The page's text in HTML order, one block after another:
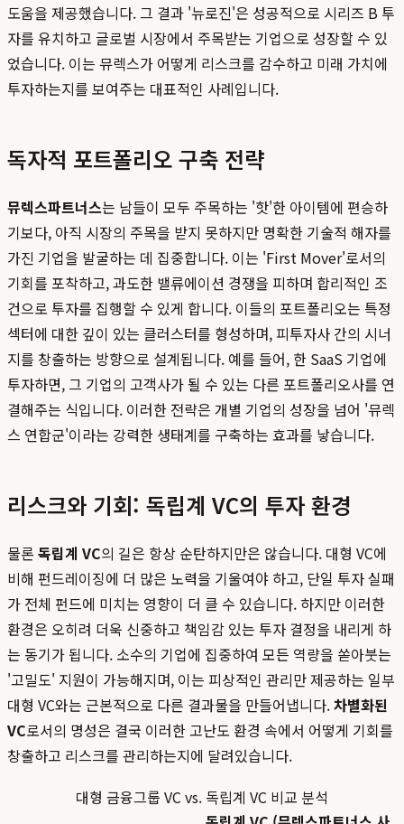
도움을 제공했습니다. 그 결과 '뉴로진'은 성공적으로 시리즈 B 투
자를 유치하고 글로벌 시장에서 주목받는 기업으로 성장할 수 있
었습니다. 이는 뮤렉스가 어떻게 리스크를 감수하고 미래 가치에
투자하는지를 보여주는 대표적인 사례입니다.
독자적 포트폴리오 구축 전략
뮤렉스파트너스는 남들이 모두 주목하는 '핫'한 아이템에 편승하
기보다, 아직 시장의 주목을 받지 못하지만 명확한 기술적 해자를
가진 기업을 발굴하는 데 집중합니다. 이는 'First Mover'로서의
기회를 포착하고, 과도한 밸류에이션 경쟁을 피하며 합리적인 조
건으로 투자를 집행할 수 있게 합니다. 이들의 포트폴리오는 특정
섹터에 대한 깊이 있는 클러스터를 형성하며, 피투자사 간의 시너
지를 창출하는 방향으로 설계됩니다. 예를 들어, 한 SaaS 기업에
투자하면, 그 기업의 고객사가 될 수 있는 다른 포트폴리오사를 연
결해주는 식입니다. 이러한 전략은 개별 기업의 성장을 넘어 '뮤렉
스 연합군'이라는 강력한 생태계를 구축하는 효과를 낳습니다.
리스크와 기회: 독립계 VC의 투자 환경
물론 독립계 VC의 길은 항상 순탄하지만은 않습니다. 대형 VC에
비해 펀드레이징에 더 많은 노력을 기울여야 하고, 단일 투자 실패
가 전체 펀드에 미치는 영향이 더 클 수 있습니다. 하지만 이러한
환경은 오히려 더욱 신중하고 책임감 있는 투자 결정을 내리게 하
는 동기가 됩니다. 소수의 기업에 집중하여 모든 역량을 쏟아붓는
'고밀도' 지원이 가능해지며, 이는 피상적인 관리만 제공하는 일부
대형 VC와는 근본적으로 다른 결과물을 만들어냅니다.차별화된
VC로서의 명성은 결국 이러한 고난도 환경 속에서 어떻게 기회를
창출하고 리스크를 관리하는지에 달려있습니다.
대형 금융그룹 VC vs. 독립계 VC 비교 분석